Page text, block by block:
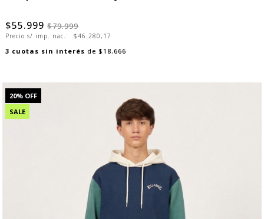
$55.999 $79.999
Precio s/ imp. nac.: $46.280,17
3 cuotas sin interés de $18.666
20% OFF
SALE